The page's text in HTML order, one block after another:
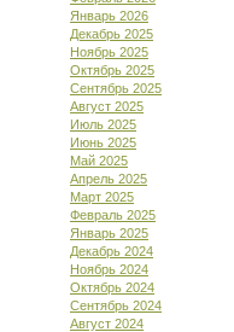
Январь 2026
Декабрь 2025
Ноябрь 2025
Октябрь 2025
Сентябрь 2025
Август 2025
Июль 2025
Июнь 2025
Май 2025
Апрель 2025
Март 2025
Февраль 2025
Январь 2025
Декабрь 2024
Ноябрь 2024
Октябрь 2024
Сентябрь 2024
Август 2024